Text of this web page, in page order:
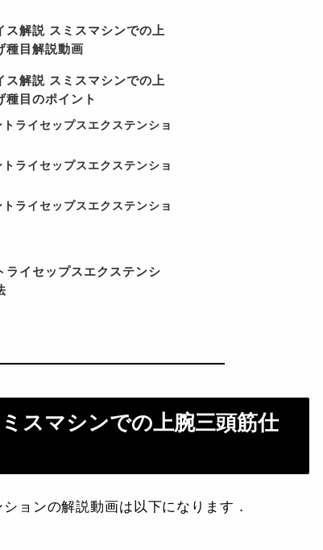
ス解説 スミスマシンでの上
種目解説動画
ス解説 スミスマシンでの上
種目のポイント
ライセップスエクステンショ
ライセップスエクステンショ
ライセップスエクステンショ
ライセップスエクステンシ
スマシンでの上腕三頭筋仕
ョンの解説動画は以下になります．